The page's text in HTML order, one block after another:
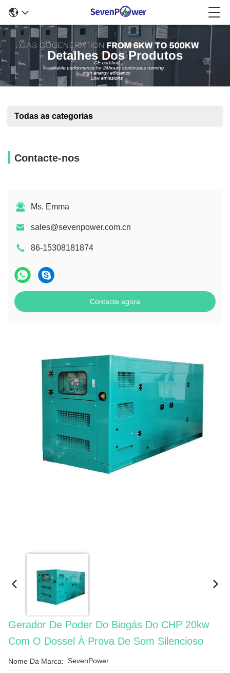
Detalhes Dos Produtos
Todas as categorias
Contacte-nos
Ms. Emma
sales@sevenpower.com.cn
86-15308181874
Contacte agora
Gerador De Poder Do Biogás Do CHP 20kw
Com O Dossel À Prova De Som Silencioso
Nome Da Marca: SevenPower